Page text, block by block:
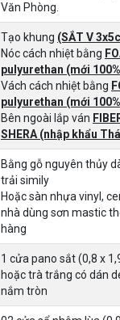
Văn Phòng.
Tạo khung (SẮT V
Nóc cách nhiệt bằng
pulyurethan (mới
Vách cách nhiệt bằng
pulyurethan (mới
Bên ngoài lắp ván
SHERA (nhập khẩu
Bằng gỗ nguyên thủy
trải simily
Hoặc sàn nhựa vinyl,
nhà dùng sơn mastic
hàng
1 cửa pano sắt (0,8 x
hoặc trà trắng có dán
nắm tròn